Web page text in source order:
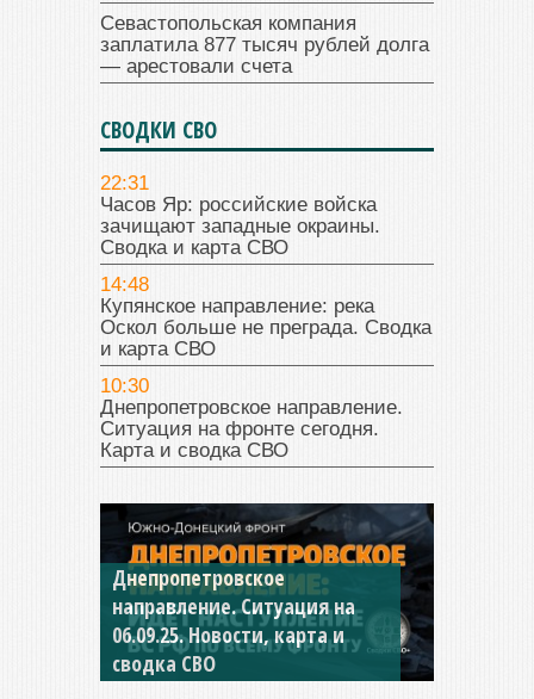
Севастопольская компания
заплатила 877 тысяч рублей долга
— арестовали счета
СВОДКИ СВО
22:31
Часов Яр: российские войска
зачищают западные окраины.
Сводка и карта СВО
14:48
Купянское направление: река
Оскол больше не преграда. Сводка
и карта СВО
10:30
Днепропетровское направление.
Ситуация на фронте сегодня.
Карта и сводка СВО
Константиновское
направление. Ситуация на
04.09.25 Новости, карта и
сводка СВО